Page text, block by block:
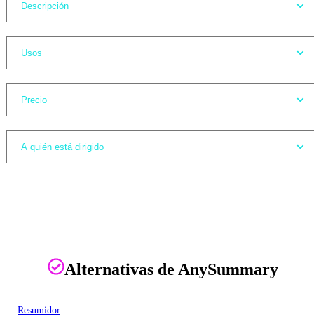
Descripción
Usos
Precio
A quién está dirigido
Alternativas de AnySummary
Resumidor